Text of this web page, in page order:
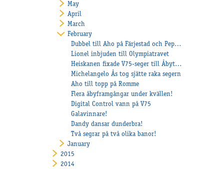
May
April
March
February
Dubbel till Aho på Färjestad och Pepe di Jesolo bäst igen
Lionel inbjuden till Olympiatravet
Heiskanen fixade V75-seger till Åbytravet
Michelangelo Ås tog sjätte raka segern
Aho till topp på Romme
Flera åbyframgångar under kvällen!
Digital Control vann på V75
Galavinnare!
Dandy dansar dunderbra!
Två segrar på två olika banor!
January
2015
2014